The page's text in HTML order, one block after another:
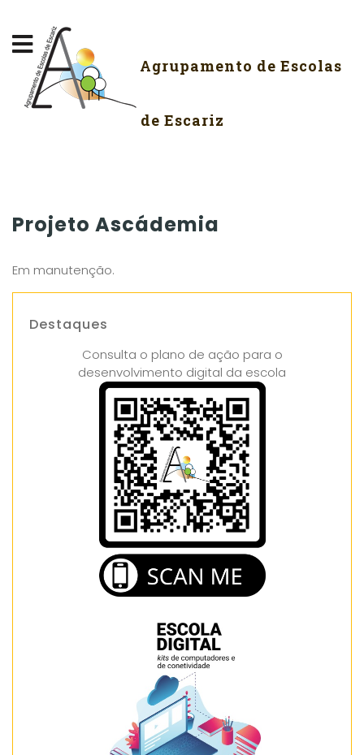
Agrupamento de Escolas
de Escariz
Projeto Ascádemia
Em manutenção.
Destaques
Consulta o plano de ação para o
desenvolvimento digital da escola